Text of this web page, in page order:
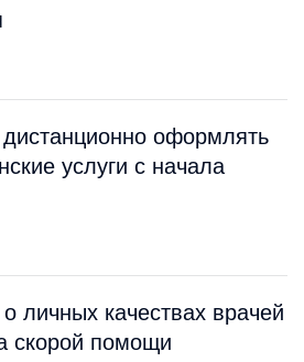
дистанционно оформлять
услуги с начала
личных качествах врачей
скорой помощи